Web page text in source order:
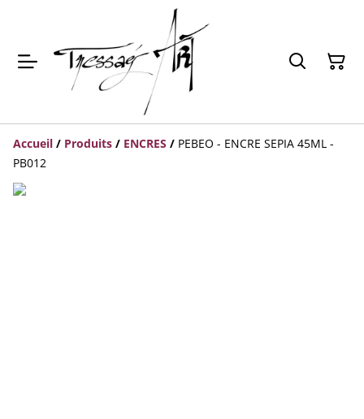
Accueil / Produits / ENCRES / PEBEO - ENCRE SEPIA 45ML -
PB012